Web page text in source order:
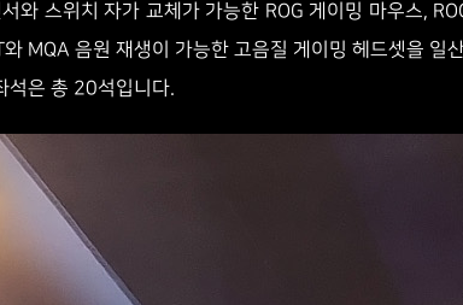
와 스위치 자가 교체가 가능한 ROG 게이밍 마우스,
MQA 음원 재생이 가능한 고음질 게이밍 헤드셋을
석은 총 20석입니다.